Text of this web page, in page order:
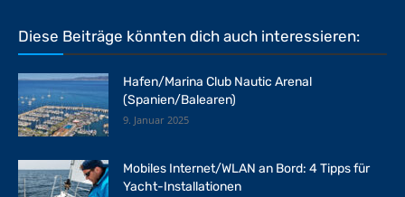
Diese Beiträge könnten dich auch interessieren:
Hafen/Marina Club Nautic Arenal
(Spanien/Balearen)
9. Januar 2025
Mobiles Internet/WLAN an Bord: 4 Tipps für
Yacht-Installationen